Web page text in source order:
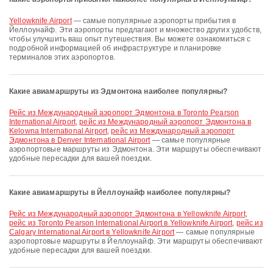
Yellowknife Airport— самые популярные аэропорты прибытия в
Йеллоунайф. Эти аэропорты предлагают и множество других удобств,
чтобы улучшить ваш опыт путешествия. Вы можете ознакомиться с
подробной информацией об инфраструктуре и планировке
терминалов этих аэропортов.
Какие авиамаршруты из Эдмонтона наиболее популярны?
рейс из Международный аэропорт Эдмонтона в Toronto Pearson
International Airport,рейс из Международный аэропорт Эдмонтона в
Kelowna International Airport,рейс из Международный аэропорт
Эдмонтона в Denver International Airport— самые популярные
аэропортовые маршруты из Эдмонтона. Эти маршруты обеспечивают
удобные пересадки для вашей поездки.
Какие авиамаршруты в Йеллоунайф наиболее популярны?
рейс из Международный аэропорт Эдмонтона в Yellowknife Airport,
рейс из Toronto Pearson International Airport в Yellowknife Airport, рейс из
Calgary International Airport в Yellowknife Airport— самые популярные
аэропортовые маршруты в Йеллоунайф. Эти маршруты обеспечивают
удобные пересадки для вашей поездки.